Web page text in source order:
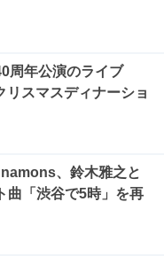
周年公演のライブ
スマスディナーショ
、鈴木雅之と
曲「渋谷で5時」を再